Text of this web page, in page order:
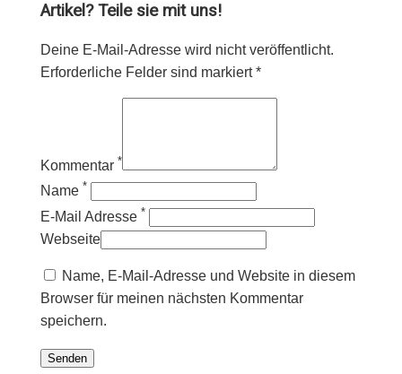
Artikel? Teile sie mit uns!
Deine E-Mail-Adresse wird nicht veröffentlicht.
Erforderliche Felder sind markiert *
Kommentar *
Name *
E-Mail Adresse *
Webseite
Name, E-Mail-Adresse und Website in diesem
Browser für meinen nächsten Kommentar
speichern.